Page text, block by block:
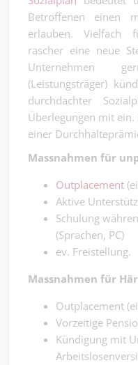
Betroffenen einen
erlauben. Vielfach
rascher eine neue
Unternehmen
(Leistungsträger)
durchdachter
Überlegungen mit ein.
einer
Massnahmen für
Outplacement
Aktive
Schulung
(Sprachen, PC)
ev. Freistellung.
Massnahmen für
Outplacement
Vorzeitige
Kündigung mit